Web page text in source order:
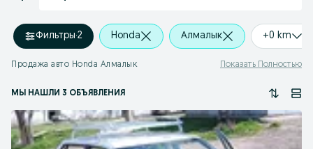
Фильтры·2 Honda Алмалык +0 km
Продажа авто Honda Алмалык Показать Полностью
МЫ НАШЛИ 3 ОБЪЯВЛЕНИЯ